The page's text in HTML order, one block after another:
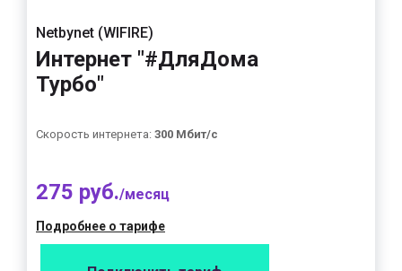
Netbynet (WIFIRE)
Интернет "#ДляДома
Турбо"
Скорость интернета: 300 Мбит/с
275 руб./месяц
Подробнее о тарифе